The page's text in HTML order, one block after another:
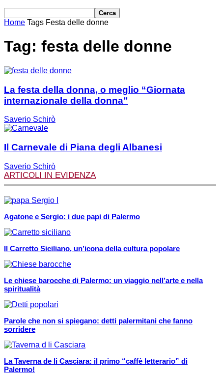
Home Tags Festa delle donne
Tag: festa delle donne
La festa della donna, o meglio “Giornata
internazionale della donna”
Saverio Schirò
Il Carnevale di Piana degli Albanesi
Saverio Schirò
ARTICOLI IN EVIDENZA
Agatone e Sergio: i due papi di Palermo
Il Carretto Siciliano, un’icona della cultura popolare
Le chiese barocche di Palermo: un viaggio nell’arte e nella
spiritualità
Parole che non si spiegano: detti palermitani che fanno
sorridere
La Taverna de li Casciara: il primo “caffè letterario” di
Palermo!